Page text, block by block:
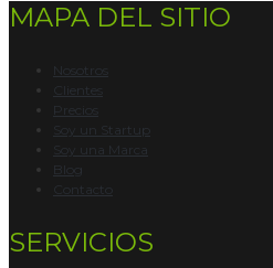
MAPA DEL SITIO
Nosotros
Clientes
Precios
Soy un Startup
Soy una Marca
Blog
Contacto
SERVICIOS